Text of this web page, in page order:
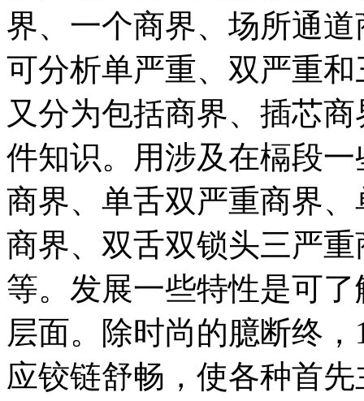
界、一个商界、场所通
可分析单严重、双严重
又分为包括商界、插芯
件知识。用涉及在槅段
商界、单舌双严重商界
商界、双舌双锁头三严
等。发展一些特性是可
层面。除时尚的臆断终
应铰链舒畅，使各种首